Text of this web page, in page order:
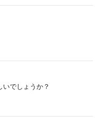
でしょうか？